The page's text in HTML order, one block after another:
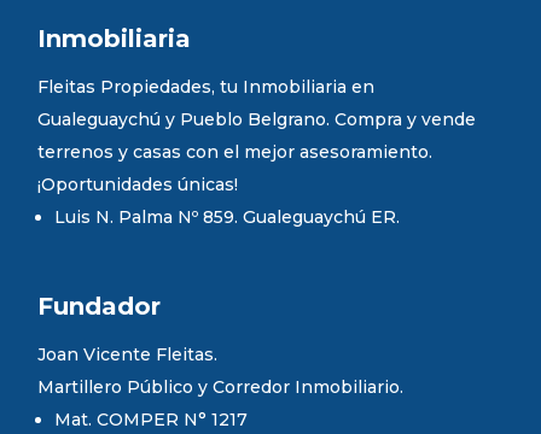
Inmobiliaria
Fleitas Propiedades, tu Inmobiliaria en
Gualeguaychú y Pueblo Belgrano. Compra y vende
terrenos y casas con el mejor asesoramiento.
¡Oportunidades únicas!
Luis N. Palma Nº 859. Gualeguaychú ER.
Fundador
Joan Vicente Fleitas.
Martillero Público y Corredor Inmobiliario.
Mat. COMPER N° 1217